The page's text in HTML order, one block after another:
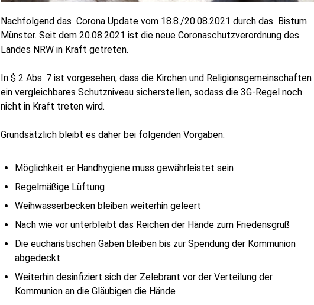
Nachfolgend das Corona Update vom 18.8./20.08.2021 durch das Bistum
Münster. Seit dem 20.08.2021 ist die neue Coronaschutzverordnung des
Landes NRW in Kraft getreten.
In $ 2 Abs. 7 ist vorgesehen, dass die Kirchen und Religionsgemeinschaften
ein vergleichbares Schutzniveau sicherstellen, sodass die 3G-Regel noch
nicht in Kraft treten wird.
Grundsätzlich bleibt es daher bei folgenden Vorgaben:
Möglichkeit er Handhygiene muss gewährleistet sein
Regelmäßige Lüftung
Weihwasserbecken bleiben weiterhin geleert
Nach wie vor unterbleibt das Reichen der Hände zum Friedensgruß
Die eucharistischen Gaben bleiben bis zur Spendung der Kommunion
abgedeckt
Weiterhin desinfiziert sich der Zelebrant vor der Verteilung der
Kommunion an die Gläubigen die Hände